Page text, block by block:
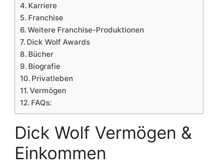
Karriere
Franchise
Weitere Franchise-Produktionen
Dick Wolf Awards
Bücher
Biografie
Privatleben
Vermögen
FAQs:
Dick Wolf Vermögen &
Einkommen